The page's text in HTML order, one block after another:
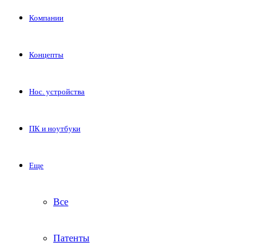
Компании
Концепты
Нос. устройства
ПК и ноутбуки
Еще
Все
Патенты